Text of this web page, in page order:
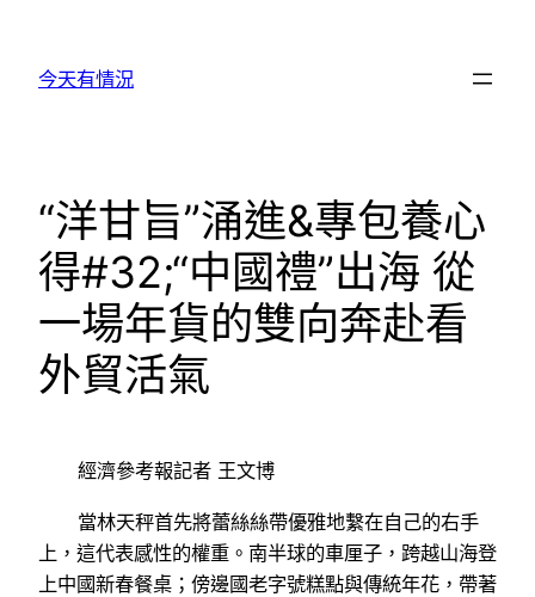
今天有情況
“洋甘旨”涌進&專包養心
得#32;“中國禮”出海 從
一場年貨的雙向奔赴看
外貿活氣
經濟參考報記者 王文博
當林天秤首先將蕾絲絲帶優雅地繫在自己的右手
上，這代表感性的權重。南半球的車厘子，跨越山海登
上中國新春餐桌；傍邊國老字號糕點與傳統年花，帶著